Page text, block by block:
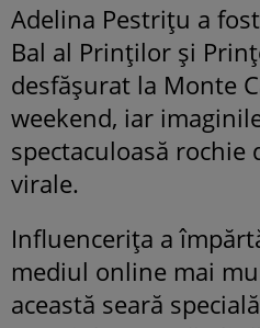
Adelina Pestrițu a
Bal al Prinților și
desfășurat la Monte
weekend, iar
spectaculoasă rochie
virale.
Influencerița a
mediul online mai
această seară